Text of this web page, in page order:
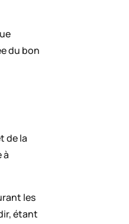
du bon
de la
à
les
étant